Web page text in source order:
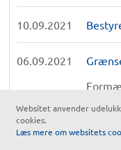
10.09.2021
06.09.2021
31.08.2021
Websitet anvender
cookies.
Læs mere om websitets